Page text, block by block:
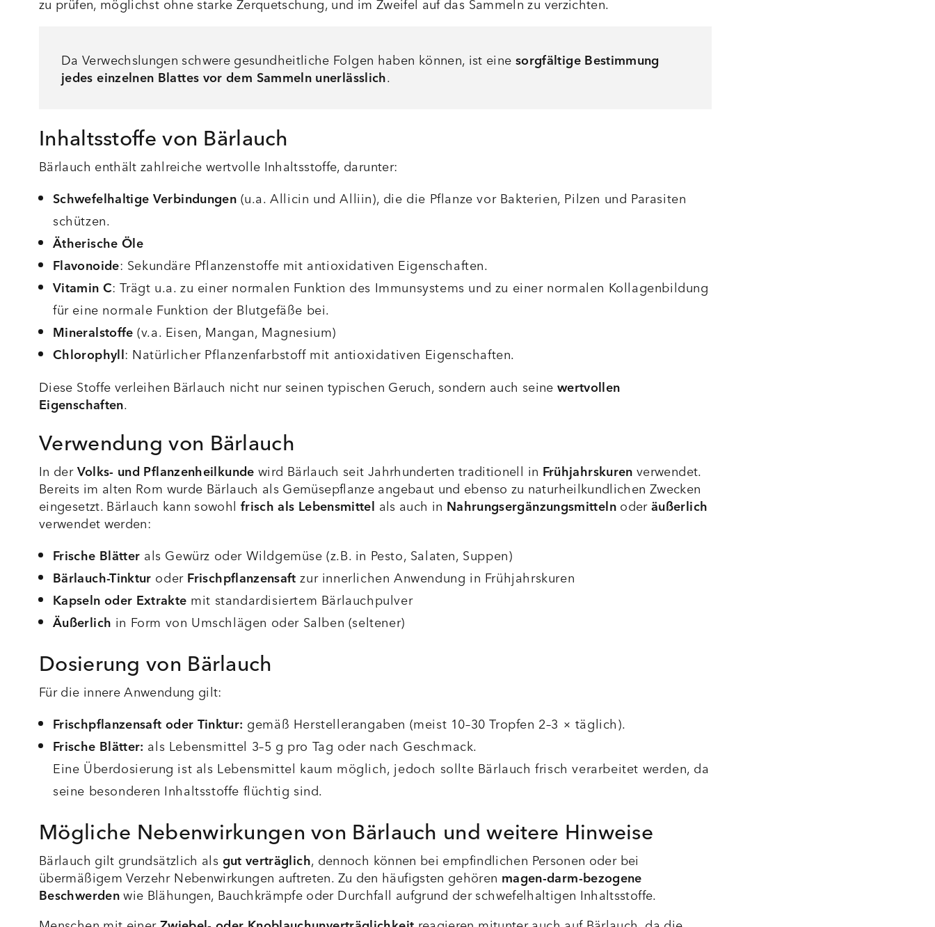
zu prüfen, möglichst ohne starke Zerquetschung, und im Zweifel auf das Sammeln zu verzichten.
Da Verwechslungen schwere gesundheitliche Folgen haben können, ist einesorgfältige Bestimmung
jedes einzelnen Blattes vor dem Sammeln unerlässlich.
Inhaltsstoffe von Bärlauch
Bärlauch enthält zahlreiche wertvolle Inhaltsstoffe, darunter:
Schwefelhaltige Verbindungen(u.a. Allicin und Alliin), die die Pflanze vor Bakterien, Pilzen und Parasiten
schützen.
Ätherische Öle
Flavonoide: Sekundäre Pflanzenstoffe mit antioxidativen Eigenschaften.
Vitamin C: Trägt u.a. zu einer normalen Funktion des Immunsystems und zu einer normalen Kollagenbildung
für eine normale Funktion der Blutgefäße bei.
Mineralstoffe(v.a. Eisen, Mangan, Magnesium)
Chlorophyll: Natürlicher Pflanzenfarbstoff mit antioxidativen Eigenschaften.
Diese Stoffe verleihen Bärlauch nicht nur seinen typischen Geruch, sondern auch seinewertvollen
Eigenschaften.
Verwendung von Bärlauch
In derVolks- und Pflanzenheilkundewird Bärlauch seit Jahrhunderten traditionell in Frühjahrskurenverwendet.
Bereits im alten Rom wurde Bärlauch als Gemüsepflanze angebaut und ebenso zu naturheilkundlichen Zwecken
eingesetzt. Bärlauch kann sowohl frisch als Lebensmittel als auch in Nahrungsergänzungsmittelnoderäußerlich
verwendet werden:
Frische Blätter als Gewürz oder Wildgemüse (z.B. in Pesto, Salaten, Suppen)
Bärlauch-Tinktur oderFrischpflanzensaftzur innerlichen Anwendung in Frühjahrskuren
Kapseln oder Extrakte mit standardisiertem Bärlauchpulver
Äußerlich in Form von Umschlägen oder Salben (seltener)
Dosierung von Bärlauch
Für die innere Anwendung gilt:
Frischpflanzensaft oder Tinktur: gemäß Herstellerangaben (meist 10–30 Tropfen 2–3 × täglich).
Frische Blätter: als Lebensmittel 3–5 g pro Tag oder nach Geschmack.
Eine Überdosierung ist als Lebensmittel kaum möglich, jedoch sollte Bärlauch frisch verarbeitet werden, da
seine besonderen Inhaltsstoffe flüchtig sind.
Mögliche Nebenwirkungen von Bärlauch und weitere Hinweise
Bärlauch gilt grundsätzlich alsgut verträglich, dennoch können bei empfindlichen Personen oder bei
übermäßigem Verzehr Nebenwirkungen auftreten. Zu den häufigsten gehören magen-darm-bezogene
Beschwerdenwie Blähungen, Bauchkrämpfe oder Durchfall aufgrund der schwefelhaltigen Inhaltsstoffe.